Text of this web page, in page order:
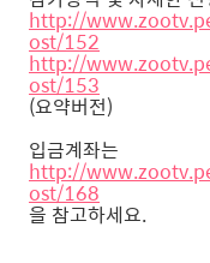
http://
ost/152
http://
ost/153
(요약버전)
입금계좌는
http://
ost/168
을 참고하세요.